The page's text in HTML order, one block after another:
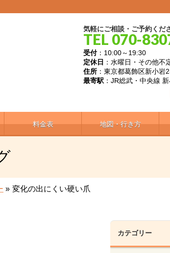
気軽にご相談・ご予約くだ
TEL 070-
受付：10:00～19:30
定休日 ：水曜日・その他不
住所 ：東京都葛飾区新小岩
最寄駅 ：JR総武・中央線
料金表 地図・行き方
» 変化の出にくい硬い爪
カテゴリー